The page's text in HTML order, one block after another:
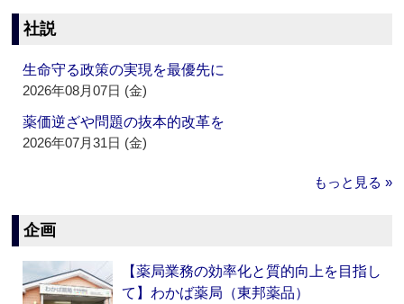
社説
生命守る政策の実現を最優先に
2026年08月07日 (金)
薬価逆ざや問題の抜本的改革を
2026年07月31日 (金)
もっと見る »
企画
【薬局業務の効率化と質的向上を目指し
て】わかば薬局（東邦薬品）